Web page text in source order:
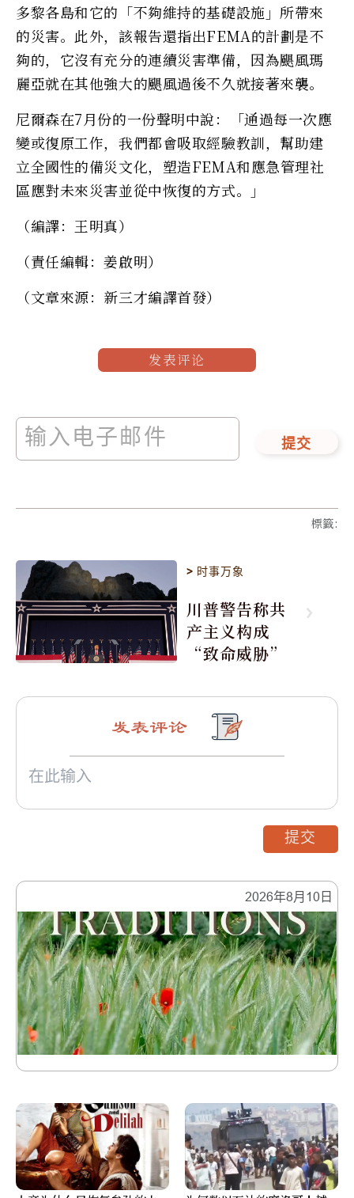
多黎各島和它的「不夠維持的基礎設施」所帶來
的災害。此外，該報告還指出FEMA的計劃是不
夠的，它沒有充分的連續災害準備，因為颶風瑪
麗亞就在其他強大的颶風過後不久就接著來襲。
尼爾森在7月份的一份聲明中說：「通過每一次應
變或復原工作，我們都會吸取經驗教訓，幫助建
立全國性的備災文化，塑造FEMA和應急管理社
區應對未來災害並從中恢復的方式。」
（編譯：王明真）
（責任編輯：姜啟明）
（文章來源：新三才編譯首發）
发表评论
提交
標籤:
> 时事万象
川普警告称共
产主义构成
“致命威胁”
2026年8月10日
发表评论
提交